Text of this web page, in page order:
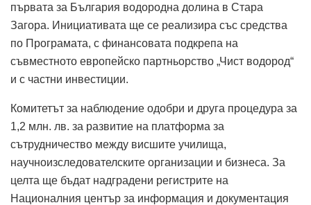
първата за България водородна долина в Стара
Загора. Инициативата ще се реализира със средства
по Програмата, с финансовата подкрепа на
съвместното европейско партньорство „Чист водород“
и с частни инвестиции.
Комитетът за наблюдение одобри и друга процедура за
1,2 млн. лв. за развитие на платформа за
сътрудничество между висшите училища,
научноизследователските организации и бизнеса. За
целта ще бъдат надградени регистрите на
Националния център за информация и документация